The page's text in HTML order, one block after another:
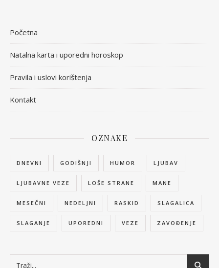
Početna
Natalna karta i uporedni horoskop
Pravila i uslovi korištenja
Kontakt
OZNAKE
DNEVNI GODIŠNJI HUMOR LJUBAV
LJUBAVNE VEZE LOŠE STRANE MANE
MESEČNI NEDELJNI RASKID SLAGALICA
SLAGANJE UPOREDNI VEZE ZAVOĐENJE